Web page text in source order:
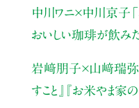
中川ワニ×中川京子
おいしい珈琲が飲み
岩﨑朋子×山﨑瑞弥×
すこと』『お米やま家